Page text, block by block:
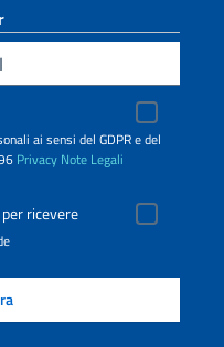
ai sensi del GDPR e del
Privacy Note Legali
ricevere